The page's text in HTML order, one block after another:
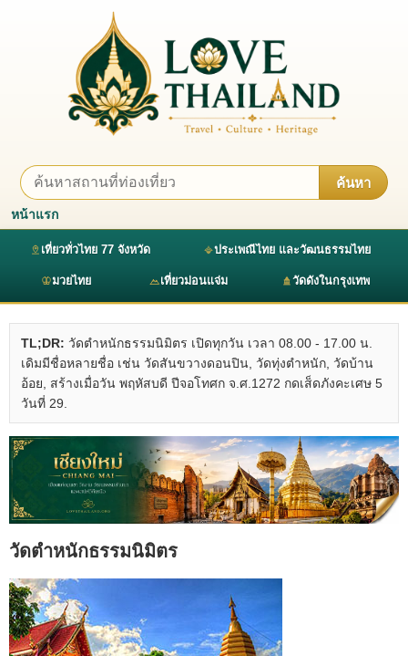
ค้นหา
หน้าแรก
เที่ยวทั่วไทย 77 จังหวัด ประเพณีไทย และวัฒนธรรมไทย
มวยไทย เที่ยวม่อนแจ่ม วัดดังในกรุงเทพ
TL;DR: วัดตำหนักธรรมนิมิตร เปิดทุกวัน เวลา 08.00 - 17.00 น.
เดิมมีชื่อหลายชื่อ เช่น วัดสันขวางดอนปิน, วัดทุ่งตำหนัก, วัดบ้าน
อ้อย, สร้างเมื่อวัน พฤหัสบดี ปีจอโทศก จ.ศ.1272 กดเส็ดภังคะเศษ 5
วันที่ 29.
วัดตำหนักธรรมนิมิตร